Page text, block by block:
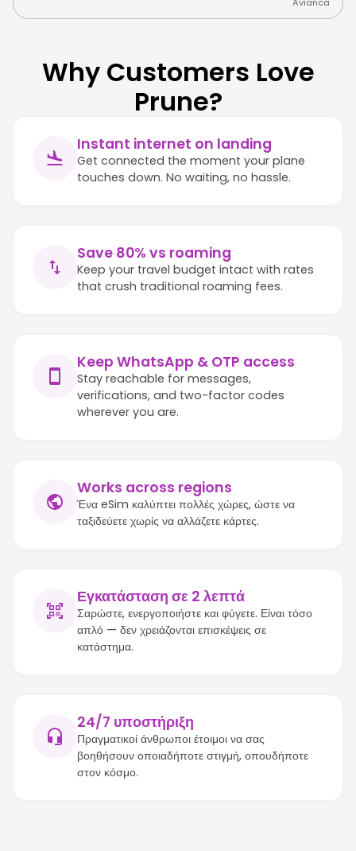
Why Customers Love
Prune?
Instant internet on landing
Get connected the moment your plane
touches down. No waiting, no hassle.
Save 80% vs roaming
Keep your travel budget intact with rates
that crush traditional roaming fees.
Keep WhatsApp & OTP access
Stay reachable for messages,
verifications, and two-factor codes
wherever you are.
Works across regions
Ένα eSim καλύπτει πολλές χώρες, ώστε να
ταξιδεύετε χωρίς να αλλάζετε κάρτες.
Εγκατάσταση σε 2 λεπτά
Σαρώστε, ενεργοποιήστε και φύγετε. Είναι τόσο
απλό — δεν χρειάζονται επισκέψεις σε
κατάστημα.
24/7 υποστήριξη
Πραγματικοί άνθρωποι έτοιμοι να σας
βοηθήσουν οποιαδήποτε στιγμή, οπουδήποτε
στον κόσμο.